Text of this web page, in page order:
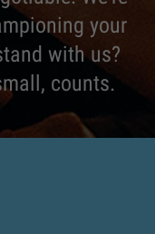
your
with us?
counts.